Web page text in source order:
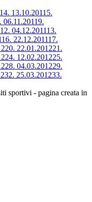
4. 13.10.2011 5.
06.11.20119.
12. 04.12.201113.
16. 22.12.201117.
20. 22.01.201221.
24. 12.02.201225.
28. 04.03.201229.
32. 25.03.201233.
sportivi - pagina creata in